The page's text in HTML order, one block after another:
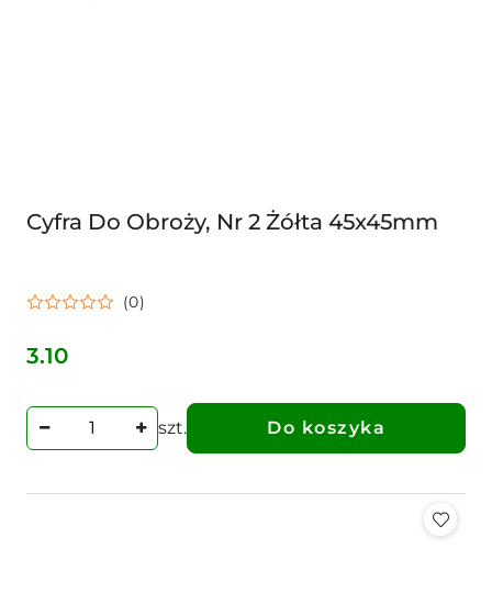
Cyfra Do Obroży, Nr 2 Żółta 45x45mm
(0)
Cena:
3.10
szt. Do koszyka